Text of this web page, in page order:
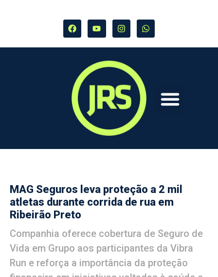
MAG Seguros leva proteção a 2 mil
atletas durante corrida de rua em
Ribeirão Preto
Companhia oferece cobertura de Seguro de
Vida em Grupo aos participantes da Vibra
Run e reforça a importância da proteção